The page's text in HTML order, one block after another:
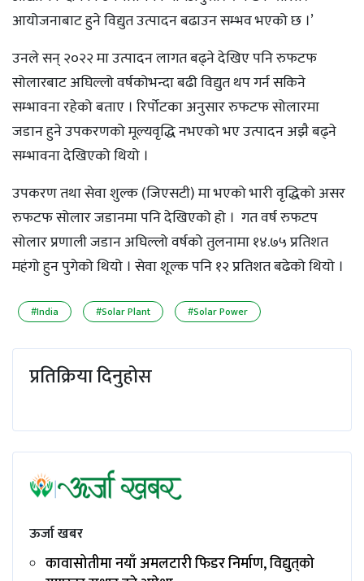
आयोजनाबाट हुने विद्युत उत्पादन बढाउन सम्भव भएको छ ।’
उनले सन् २०२२ मा उत्पादन लागत बढ्ने देखिए पनि रुफटफ
सोलारबाट अघिल्लो वर्षकोभन्दा बढी विद्युत थप गर्न सकिने
सम्भावना रहेको बताए । रिर्पोटका अनुसार रुफटफ सोलारमा
जडान हुने उपकरणको मूल्यवृद्धि नभएको भए उत्पादन अझै बढ्ने
सम्भावना देखिएको थियो ।
उपकरण तथा सेवा शुल्क (जिएसटी) मा भएको भारी वृद्धिको असर
रुफटफ सोलार जडानमा पनि देखिएको हो । गत वर्ष रुफटप
सोलार प्रणाली जडान अघिल्लो वर्षको तुलनामा १४.७५ प्रतिशत
महंगो हुन पुगेको थियो । सेवा शूल्क पनि १२ प्रतिशत बढेको थियो ।
#India #Solar Plant #Solar Power
प्रतिक्रिया दिनुहोस
ऊर्जा खबर
कावासोतीमा नयाँ अमलटारी फिडर निर्माण, विद्युत्‌को